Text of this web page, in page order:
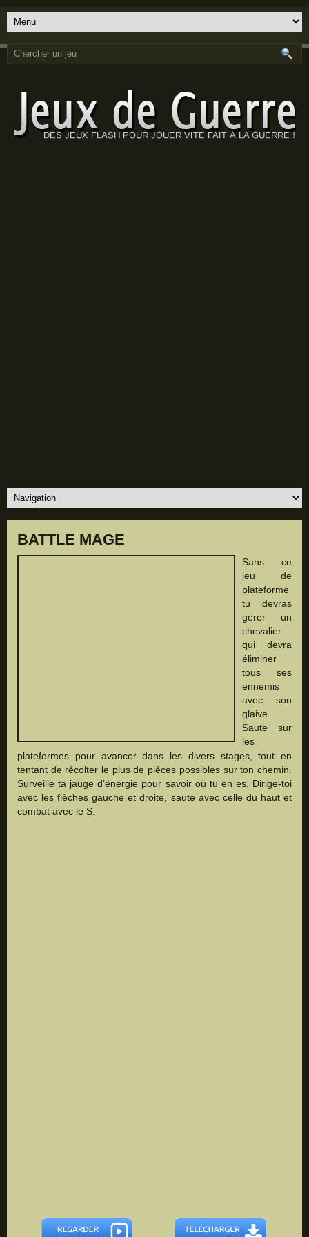
BATTLE MAGE
Sans ce
jeu de
plateforme
tu devras
gérer un
chevalier
qui devra
éliminer
tous ses
ennemis
avec son
glaive.
Saute sur
les
plateformes pour avancer dans les divers stages, tout en
tentant de récolter le plus de pièces possibles sur ton chemin.
Surveille ta jauge d’énergie pour savoir où tu en es. Dirige-toi
avec les flèches gauche et droite, saute avec celle du haut et
combat avec le S.